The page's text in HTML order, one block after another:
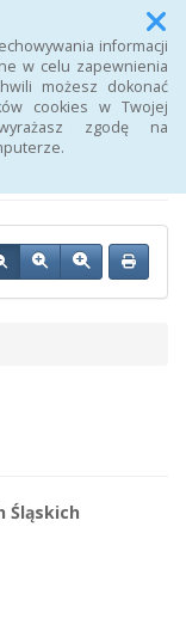
informacji
w celu zapewnienia
możesz dokonać
cookies w Twojej
zgodę na
Menu
Pracy
Śląskich